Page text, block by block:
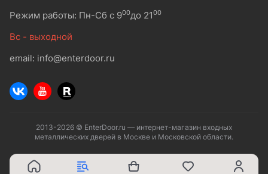
Режим работы: Пн-Сб с 900до 2100
Вс - выходной
email: info@enterdoor.ru
2013-2026 © EnterDoor.ru — интернет-магазин входных
металлических дверей в Москве и Московской области.